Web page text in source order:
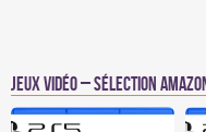
Jeux vidéo – Sélection